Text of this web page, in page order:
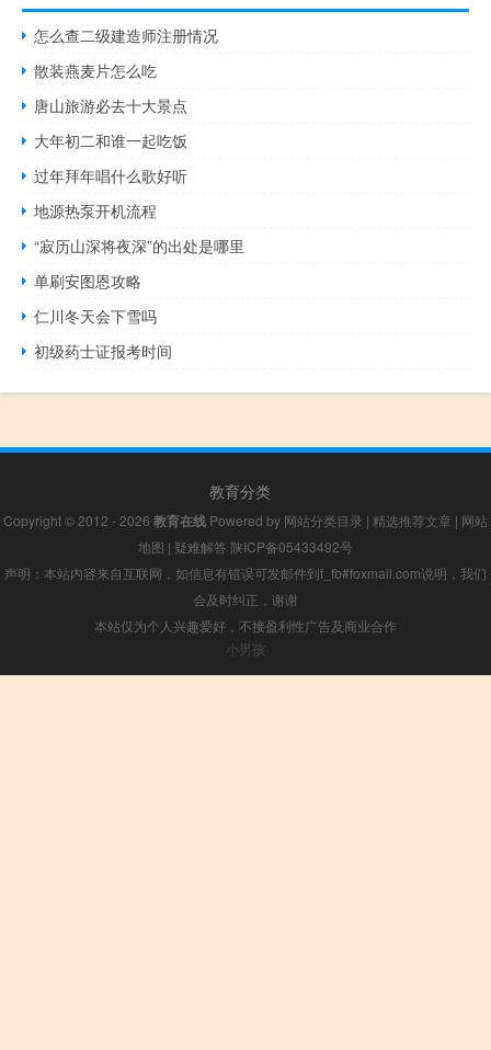
怎么查二级建造师注册情况
散装燕麦片怎么吃
唐山旅游必去十大景点
大年初二和谁一起吃饭
过年拜年唱什么歌好听
地源热泵开机流程
“寂历山深将夜深”的出处是哪里
单刷安图恩攻略
仁川冬天会下雪吗
初级药士证报考时间
教育分类
Copyright © 2012 - 2026 教育在线 Powered by 网站分类目录 | 精选推荐文章 | 网站
地图 | 疑难解答 陕ICP备05433492号
声明：本站内容来自互联网，如信息有错误可发邮件到f_fb#foxmail.com说明，我们
会及时纠正，谢谢
本站仅为个人兴趣爱好，不接盈利性广告及商业合作
小男孩